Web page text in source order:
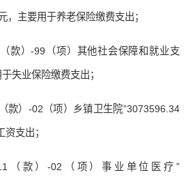
，主要用于养老保险缴费支出；
款）-99（项）其他社会保障和就业支
失业保险缴费支出；
款）-02（项）乡镇卫生院”3073596.34
支出；
（款）-02（项）事业单位医疗”